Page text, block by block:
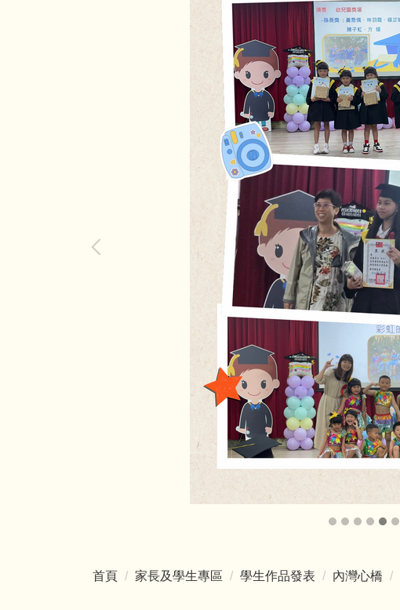
首頁 家長及學生專區 學生作品發表 內灣心橋